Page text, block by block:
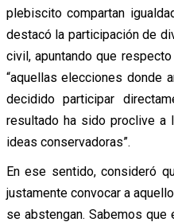
plebiscito compartan
destacó la participación de
civil, apuntando que
“aquellas elecciones donde
decidido participar
resultado ha sido proclive
ideas conservadoras”.
En ese sentido, consideró
justamente convocar a
se abstengan. Sabemos